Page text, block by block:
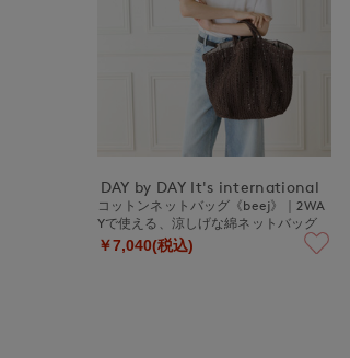
DAY by DAY It's international
コットンネットバッグ《beej》｜2WA
Yで使える、涼しげな綿ネットバッグ
￥7,040(税込)